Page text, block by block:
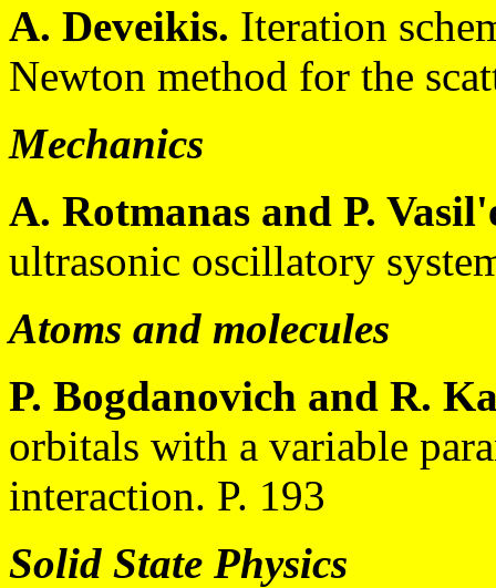
A. Deveikis. Iteration
Newton method for the
Mechanics
A. Rotmanas and P.
ultrasonic oscillatory
Atoms and molecules
P. Bogdanovich and R.
orbitals with a variable
interaction. P. 193
Solid State Physics